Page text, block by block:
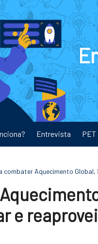
Entrevista PET
combater Aquecimento
e